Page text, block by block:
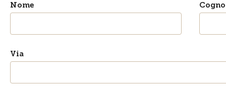
Nome
Via